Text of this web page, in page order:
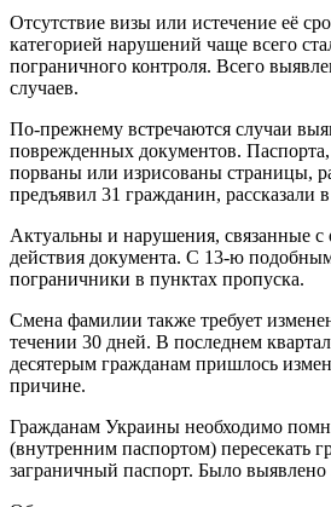
Отсутствие визы или истечение её
категорией нарушений чаще всего
пограничного контроля. Всего
случаев.
По-прежнему встречаются случаи
поврежденных документов.
порваны или изрисованы страницы,
предъявил 31 гражданин, рассказали
Актуальны и нарушения, связанные с
действия документа. С 13-ю
пограничники в пунктах пропуска.
Смена фамилии также требует
течении 30 дней. В последнем
десятерым гражданам пришлось
причине.
Гражданам Украины необходимо
(внутренним паспортом) пересекать
заграничный паспорт. Было